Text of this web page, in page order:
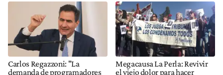
Carlos Regazzoni: "La
demanda de programadores
Megacausa La Perla: Revivir
el viejo dolor para hacer